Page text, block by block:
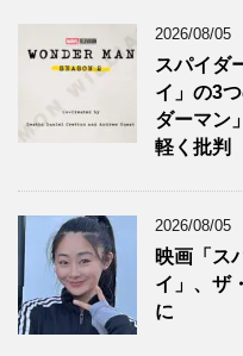
2026/08/05
スパイダ
イ」の3
ダーマン
軽く批判
2026/08/05
映画「ス
イ」、ザ
に